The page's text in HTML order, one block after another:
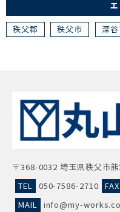
秩父郡 秩父市 深
〒368-0032 埼玉県秩父市
TEL
050-7586-2710 FAX
MAIL
info@my-